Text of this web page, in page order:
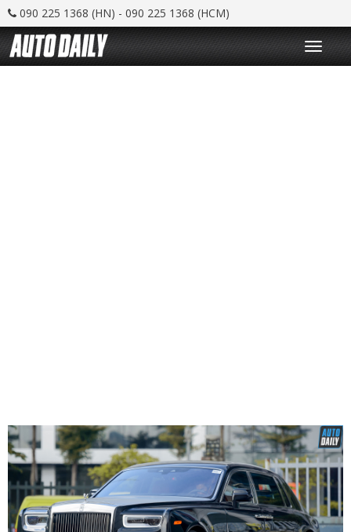
090 225 1368 (HN) - 090 225 1368 (HCM)
T
o
g